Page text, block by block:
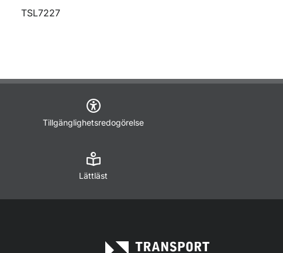
TSL7227
Tillgänglighetsredogörelse
Lättläst